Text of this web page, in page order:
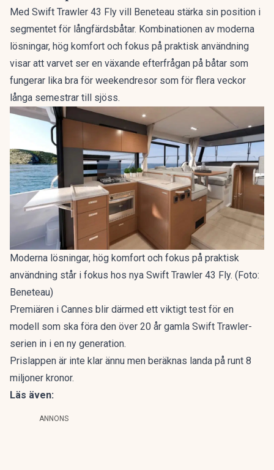
Med Swift Trawler 43 Fly vill Beneteau stärka sin position i
segmentet för långfärdsbåtar. Kombinationen av moderna
lösningar, hög komfort och fokus på praktisk användning
visar att varvet ser en växande efterfrågan på båtar som
fungerar lika bra för weekendresor som för flera veckor
långa semestrar till sjöss.
Moderna lösningar, hög komfort och fokus på praktisk
användning står i fokus hos nya Swift Trawler 43 Fly. (Foto:
Beneteau)
Premiären i Cannes blir därmed ett viktigt test för en
modell som ska föra den över 20 år gamla Swift Trawler-
serien in i en ny generation.
Prislappen är inte klar ännu men beräknas landa på runt 8
miljoner kronor.
Läs även:
ANNONS